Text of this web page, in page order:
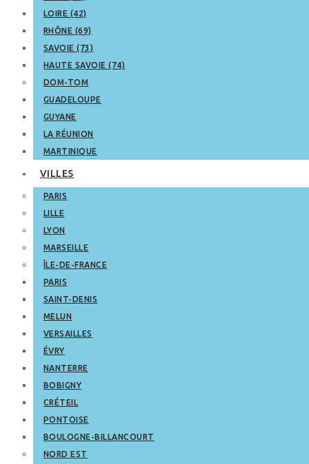
LOIRE (42)
RHÔNE (69)
SAVOIE (73)
HAUTE SAVOIE (74)
DOM-TOM
GUADELOUPE
GUYANE
LA RÉUNION
MARTINIQUE
VILLES
PARIS
LILLE
LYON
MARSEILLE
ÎLE-DE-FRANCE
PARIS
SAINT-DENIS
MELUN
VERSAILLES
ÉVRY
NANTERRE
BOBIGNY
CRÉTEIL
PONTOISE
BOULOGNE-BILLANCOURT
NORD EST